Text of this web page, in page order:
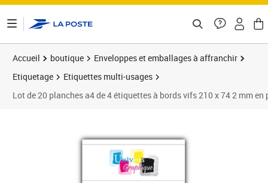
Accueil boutique
Enveloppes et emballages à affranchir
Etiquetage
Etiquettes multi-usages
Lot de 20 planches a4 de 4 étiquettes à bords vifs 210 x 74 2 mm